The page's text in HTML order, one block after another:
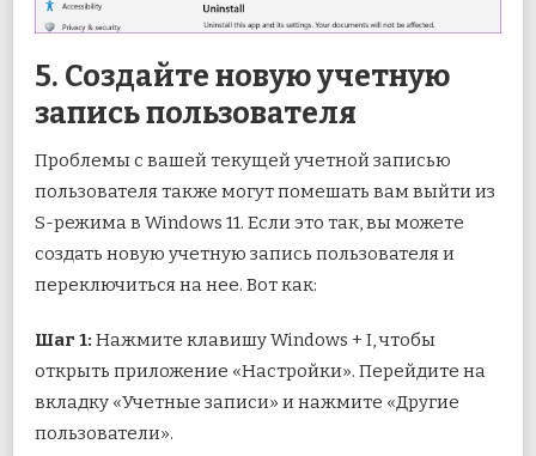
5. Создайте новую учетную
запись пользователя
Проблемы с вашей текущей учетной записью
пользователя также могут помешать вам выйти из
S-режима в Windows 11. Если это так, вы можете
создать новую учетную запись пользователя и
переключиться на нее. Вот как:
Шаг 1: Нажмите клавишу Windows + I, чтобы
открыть приложение «Настройки». Перейдите на
вкладку «Учетные записи» и нажмите «Другие
пользователи».